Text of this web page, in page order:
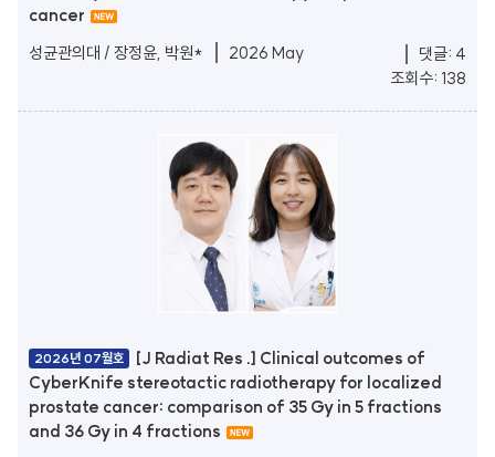
cancer
성균관의대 / 장정윤, 박원*
2026 May
댓글: 4
조회수: 138
2026년 07월호
[J Radiat Res .] Clinical outcomes of
CyberKnife stereotactic radiotherapy for localized
prostate cancer: comparison of 35 Gy in 5 fractions
and 36 Gy in 4 fractions